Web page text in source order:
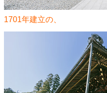
1701年建立の、